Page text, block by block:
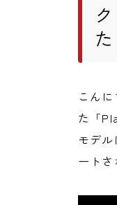
こん
た「
モデ
ート